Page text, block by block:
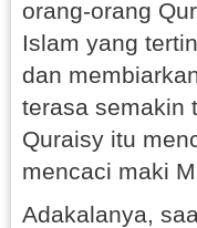
orang-orang
Islam yang
dan
terasa semakin
Quraisy itu
mencaci maki
Adakalanya,